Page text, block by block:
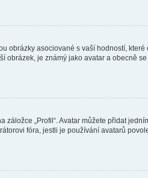
obrázky asociované s vaší hodností,
je známý jako avatar a obecně
„Profil“. Avatar můžete přidat
fóra, jestli je používání avatarů